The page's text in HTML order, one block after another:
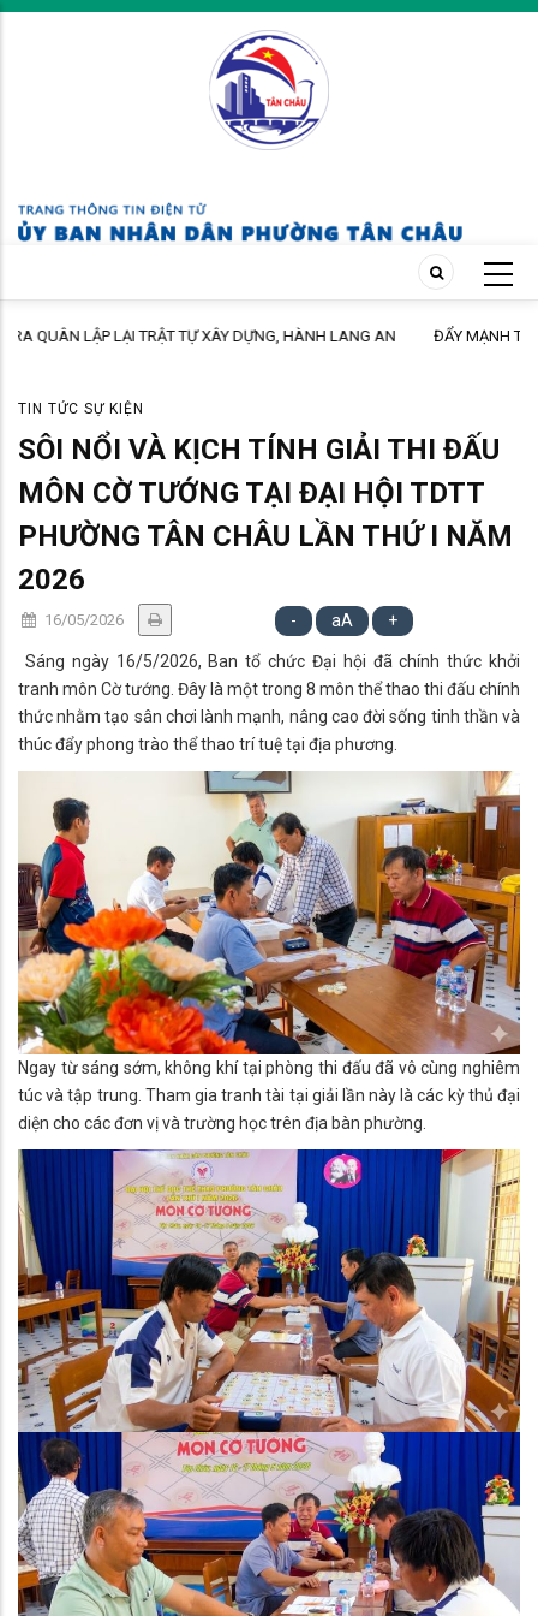
Skip
ĐẨY MẠNH TUYÊN TRUYỀN CHÍNH SÁCH BẢO HIỂM XÃ HỘI TỰ
TIN TỨC SỰ KIỆN
SÔI NỔI VÀ KỊCH TÍNH GIẢI THI ĐẤU
MÔN CỜ TƯỚNG TẠI ĐẠI HỘI TDTT
PHƯỜNG TÂN CHÂU LẦN THỨ I NĂM
2026
16/05/2026 - aA +
Sáng ngày 16/5/2026, Ban tổ chức Đại hội đã chính thức khởi
tranh môn Cờ tướng. Đây là một trong 8 môn thể thao thi đấu chính
thức nhằm tạo sân chơi lành mạnh, nâng cao đời sống tinh thần và
thúc đẩy phong trào thể thao trí tuệ tại địa phương.
Ngay từ sáng sớm, không khí tại phòng thi đấu đã vô cùng nghiêm
túc và tập trung. Tham gia tranh tài tại giải lần này là các kỳ thủ đại
diện cho các đơn vị và trường học trên địa bàn phường.